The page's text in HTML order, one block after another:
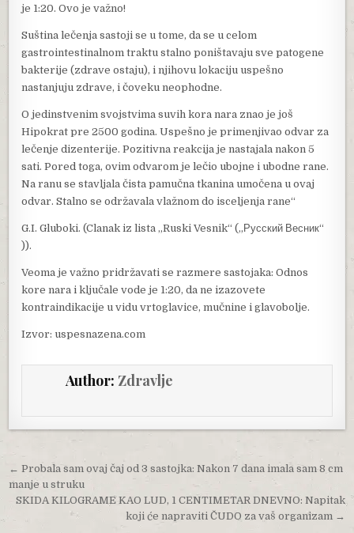
je 1:20. Ovo je važno!
Suština lečenja sastoji se u tome, da se u celom
gastrointestinalnom traktu stalno poništavaju sve patogene
bakterije (zdrave ostaju), i njihovu lokaciju uspešno
nastanjuju zdrave, i čoveku neophodne.
O jedinstvenim svojstvima suvih kora nara znao je još
Hipokrat pre 2500 godina. Uspešno je primenjivao odvar za
lečenje dizenterije. Pozitivna reakcija je nastajala nakon 5
sati. Pored toga, ovim odvarom je lečio ubojne i ubodne rane.
Na ranu se stavljala čista pamučna tkanina umočena u ovaj
odvar. Stalno se održavala vlažnom do isceljenja rane“
G.I. Gluboki. (Clanak iz lista „Ruski Vesnik“ („Русский Весник“
)).
Veoma je važno pridržavati se razmere sastojaka: Odnos
kore nara i ključale vode je 1:20, da ne izazovete
kontraindikacije u vidu vrtoglavice, mučnine i glavobolje.
Izvor: uspesnazena.com
Author: Zdravlje
Post navigation
← Probala sam ovaj čaj od 3 sastojka: Nakon 7 dana imala sam 8 cm
manje u struku
SKIDA KILOGRAME KAO LUD, 1 CENTIMETAR DNEVNO: Napitak
koji će napraviti ČUDO za vaš organizam →